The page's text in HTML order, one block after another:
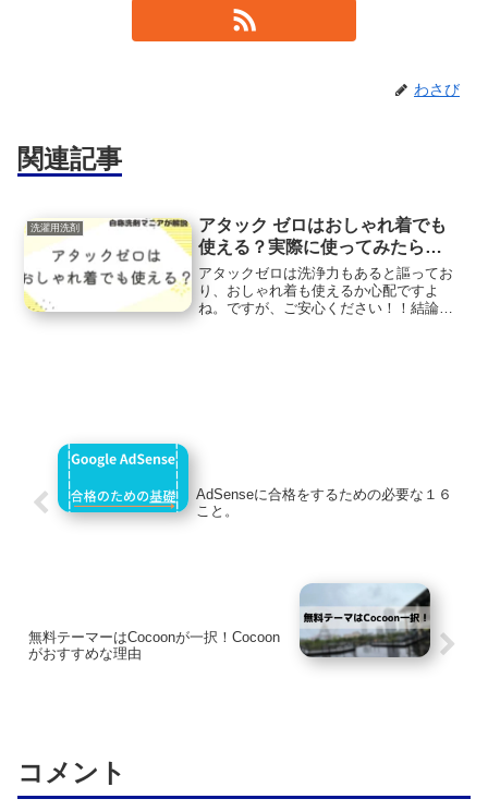
わさび
関連記事
洗濯用洗剤
アタック ゼロはおしゃれ着でも
使える？実際に使ってみたら…
アタックゼロは洗浄力もあると謳ってお
り、おしゃれ着も使えるか心配ですよ
ね。ですが、ご安心ください！！結論か
AdSenseに合格をするための必要な１６
こと。
無料テーマーはCocoonが一択！Cocoon
がおすすめな理由
コメント